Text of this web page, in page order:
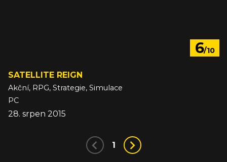
6/10
SATELLITE REIGN
Akční, RPG, Strategie, Simulace
PC
28. srpen 2015
1